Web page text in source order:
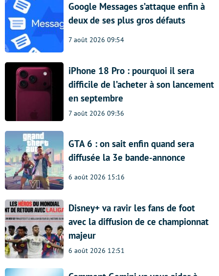
Google Messages s’attaque enfin à
deux de ses plus gros défauts
7 août 2026 09:54
iPhone 18 Pro : pourquoi il sera
difficile de l’acheter à son lancement
en septembre
7 août 2026 09:36
GTA 6 : on sait enfin quand sera
diffusée la 3e bande-annonce
6 août 2026 15:16
Disney+ va ravir les fans de foot
avec la diffusion de ce championnat
majeur
6 août 2026 12:51